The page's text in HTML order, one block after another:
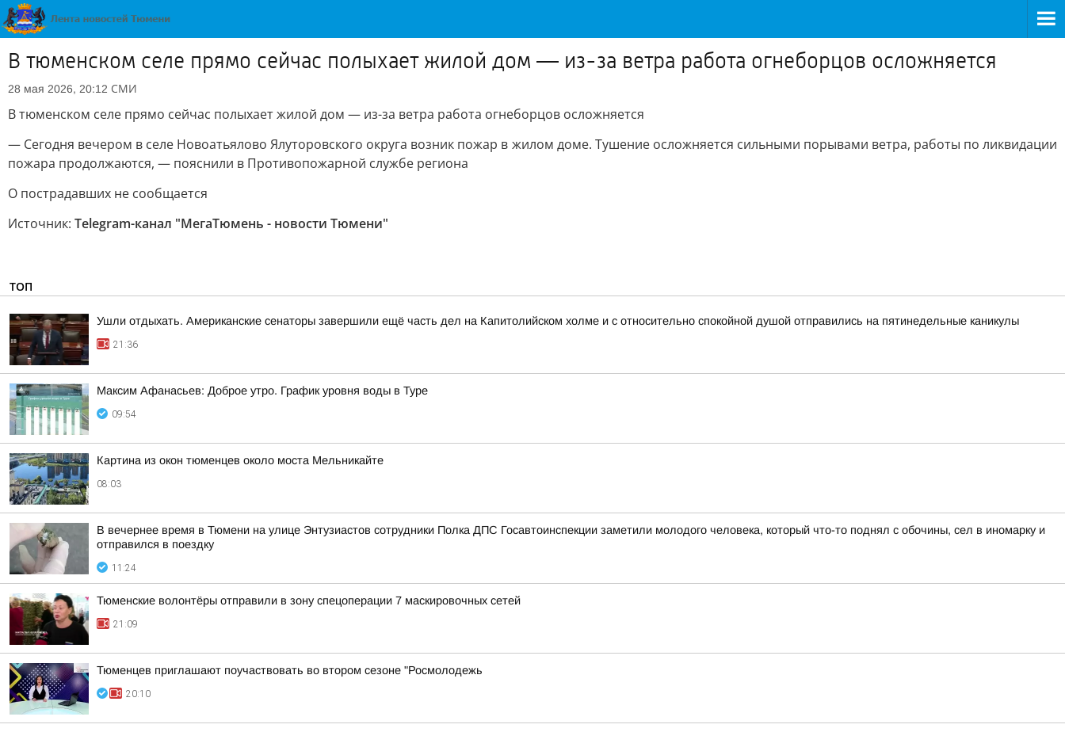
В тюменском селе прямо сейчас полыхает жилой дом — из-за ветра работа огнеборцов осложняется
28 мая 2026, 20:12 СМИ
В тюменском селе прямо сейчас полыхает жилой дом — из-за ветра работа огнеборцов осложняется
— Сегодня вечером в селе Новоатьялово Ялуторовского округа возник пожар в жилом доме. Тушение осложняется сильными порывами ветра, работы по ликвидации
пожара продолжаются, — пояснили в Противопожарной службе региона
О пострадавших не сообщается
Источник: Telegram-канал "МегаТюмень - новости Тюмени"
ТОП
Ушли отдыхать. Американские сенаторы завершили ещё часть дел на Капитолийском холме и с относительно спокойной душой отправились на пятинедельные каникулы
21:36
Максим Афанасьев: Доброе утро. График уровня воды в Туре
09:54
Картина из окон тюменцев около моста Мельникайте
08:03
В вечернее время в Тюмени на улице Энтузиастов сотрудники Полка ДПС Госавтоинспекции заметили молодого человека, который что-то поднял с обочины, сел в иномарку и
отправился в поездку
11:24
Тюменские волонтёры отправили в зону спецоперации 7 маскировочных сетей
21:09
Тюменцев приглашают поучаствовать во втором сезоне "Росмолодежь
20:10